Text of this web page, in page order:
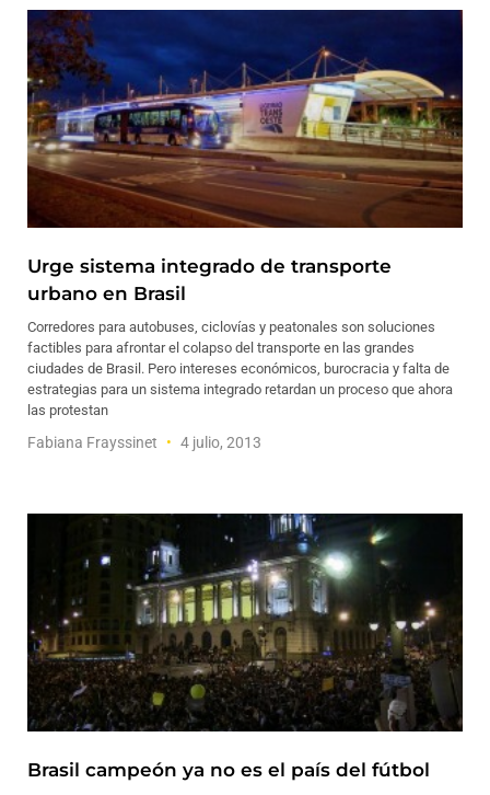
Urge sistema integrado de transporte
urbano en Brasil
Corredores para autobuses, ciclovías y peatonales son soluciones
factibles para afrontar el colapso del transporte en las grandes
ciudades de Brasil. Pero intereses económicos, burocracia y falta de
estrategias para un sistema integrado retardan un proceso que ahora
las protestan
Fabiana Frayssinet 4 julio, 2013
Brasil campeón ya no es el país del fútbol